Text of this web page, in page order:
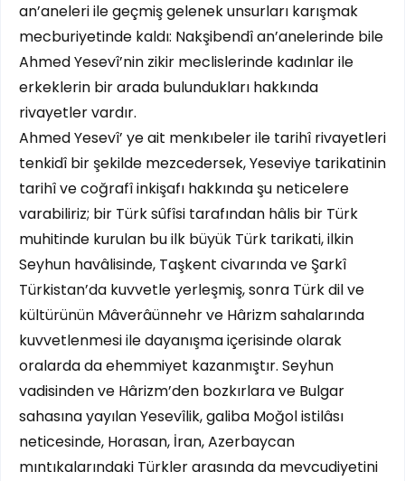
an’aneleri ile geçmiş gelenek unsurları karışmak
mecburiyetinde kaldı: Nakşibendî an’anelerinde bile
Ahmed Yesevî’nin zikir meclislerinde kadınlar ile
erkeklerin bir arada bulundukları hakkında
rivayetler vardır.
Ahmed Yesevî’ ye ait menkıbeler ile tarihî rivayetleri
tenkidî bir şekilde mezcedersek, Yeseviye tarikatinin
tarihî ve coğrafî inkişafı hakkında şu neticelere
varabiliriz; bir Türk sûfîsi tarafından hâlis bir Türk
muhitinde kurulan bu ilk büyük Türk tarikati, ilkin
Seyhun havâlisinde, Taşkent civarında ve Şarkî
Türkistan’da kuvvetle yerleşmiş, sonra Türk dil ve
kültürünün Mâverâünnehr ve Hârizm sahalarında
kuvvetlenmesi ile dayanışma içerisinde olarak
oralarda da ehemmiyet kazanmıştır. Seyhun
vadisinden ve Hârizm’den bozkırlara ve Bulgar
sahasına yayılan Yesevîlik, galiba Moğol istilâsı
neticesinde, Horasan, İran, Azerbaycan
mıntıkalarındaki Türkler arasında da mevcudiyetini